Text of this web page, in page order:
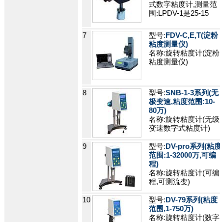
式数字粘度计,测量范
围:LPDV-1是25-15
7 型号: FDV-C,E,T(淀粉
粘度测量仪)
名称:旋转粘度计(淀粉
粘度测量仪)
8 型号:SNB-1-3系列(无
极变速,粘度范围:10-
80万)
名称:旋转粘度计(无级
变速数字式粘度计)
9 型号: DV-pro系列(粘
范围:1-32000万,可编
程)
名称:旋转粘度计(可编
程,可测流变)
10 型号: DV-79系列(粘度
范围,1-750万)
名称:旋转粘度计(数字